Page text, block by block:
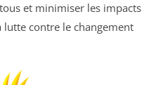
et minimiser les impacts
lutte contre le changement